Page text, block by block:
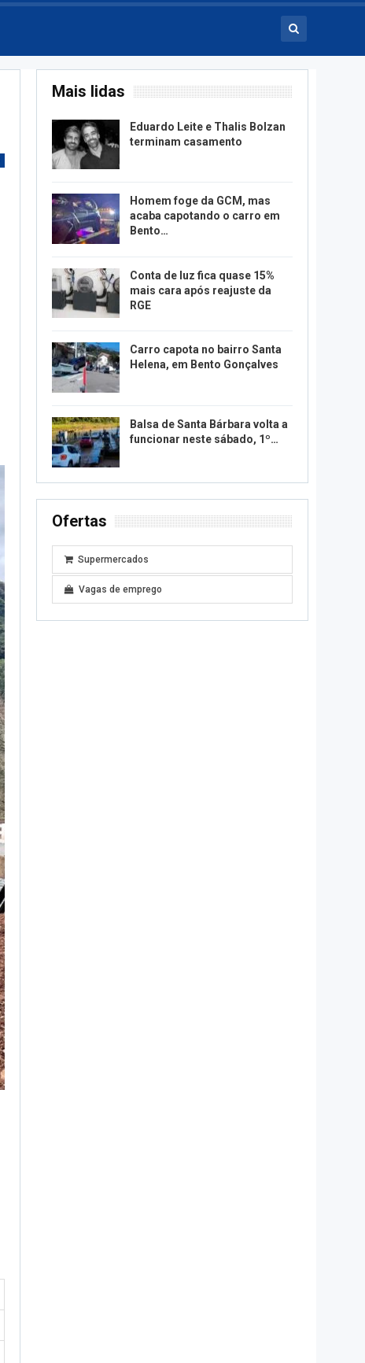
Mais lidas
Eduardo Leite e Thalis Bolzan
terminam casamento
Homem foge da GCM, mas
acaba capotando o carro em
Bento…
Conta de luz fica quase 15%
mais cara após reajuste da
RGE
Carro capota no bairro Santa
Helena, em Bento Gonçalves
Balsa de Santa Bárbara volta a
funcionar neste sábado, 1º…
Ofertas
Supermercados
Vagas de emprego